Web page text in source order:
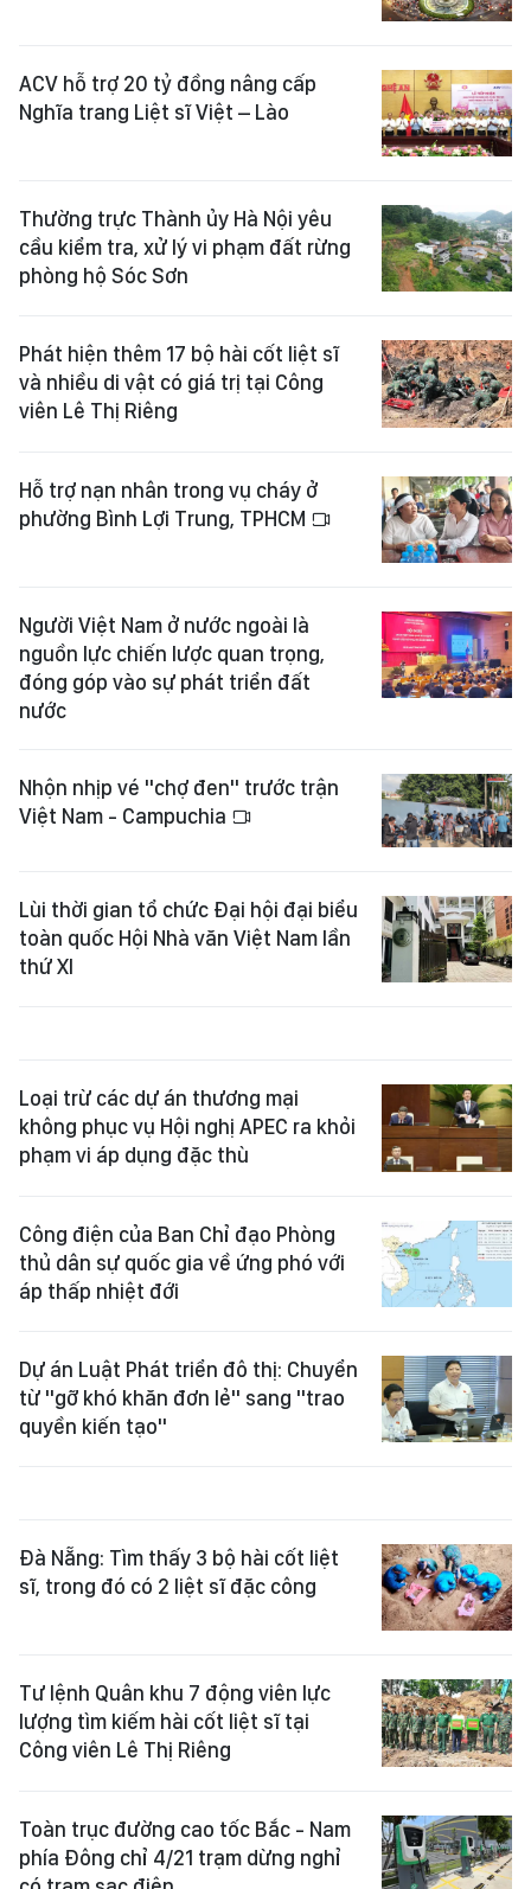
ACV hỗ trợ 20 tỷ đồng nâng cấp
Nghĩa trang Liệt sĩ Việt – Lào
Thường trực Thành ủy Hà Nội yêu
cầu kiểm tra, xử lý vi phạm đất rừng
phòng hộ Sóc Sơn
Phát hiện thêm 17 bộ hài cốt liệt sĩ
và nhiều di vật có giá trị tại Công
viên Lê Thị Riêng
Hỗ trợ nạn nhân trong vụ cháy ở
phường Bình Lợi Trung, TPHCM
Người Việt Nam ở nước ngoài là
nguồn lực chiến lược quan trọng,
đóng góp vào sự phát triển đất
nước
Nhộn nhịp vé "chợ đen" trước trận
Việt Nam - Campuchia
Lùi thời gian tổ chức Đại hội đại biểu
toàn quốc Hội Nhà văn Việt Nam lần
thứ XI
Loại trừ các dự án thương mại
không phục vụ Hội nghị APEC ra khỏi
phạm vi áp dụng đặc thù
Công điện của Ban Chỉ đạo Phòng
thủ dân sự quốc gia về ứng phó với
áp thấp nhiệt đới
Dự án Luật Phát triển đô thị: Chuyển
từ "gỡ khó khăn đơn lẻ" sang "trao
quyền kiến tạo"
Đà Nẵng: Tìm thấy 3 bộ hài cốt liệt
sĩ, trong đó có 2 liệt sĩ đặc công
Tư lệnh Quân khu 7 động viên lực
lượng tìm kiếm hài cốt liệt sĩ tại
Công viên Lê Thị Riêng
Toàn trục đường cao tốc Bắc - Nam
phía Đông chỉ 4/21 trạm dừng nghỉ